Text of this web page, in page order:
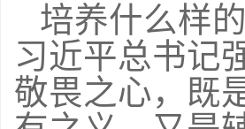
培养什么样
习近平总书记
敬畏之心，既